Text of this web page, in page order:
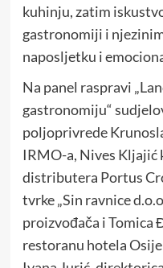
kuhinju, zatim
gastronomiji i
naposljetku i
Na panel raspravi
gastronomiju“
poljoprivrede
IRMO-a, Nives Kljajić
distributera Portus
tvrke „Sin ravnice
proizvođača i Tomica
restoranu hotela